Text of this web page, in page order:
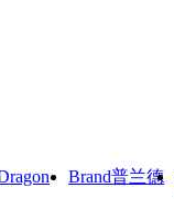
Brand普兰德